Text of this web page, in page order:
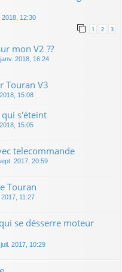
2018, 12:30
1 2 3
mon V2 ??
2018, 16:24
Touran V3
15:08
qui s'éteint
15:05
telecommande
2017, 20:59
Touran
11:27
se désserre moteur
2017, 10:29